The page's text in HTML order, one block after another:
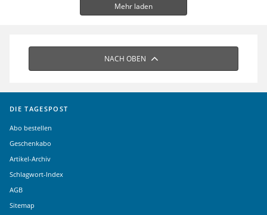
Mehr laden
NACH OBEN
DIE TAGESPOST
Abo bestellen
Geschenkabo
Artikel-Archiv
Schlagwort-Index
AGB
Sitemap